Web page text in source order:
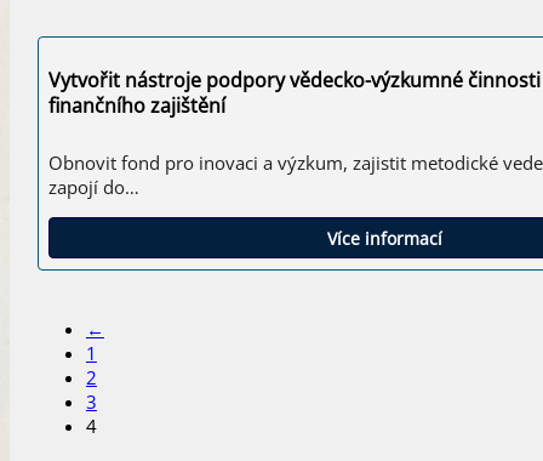
Vytvořit nástroje podpory vědecko-výzkumné činnosti
finančního zajištění
Obnovit fond pro inovaci a výzkum, zajistit metodické
zapojí do…
Více informací
←
1
2
3
4